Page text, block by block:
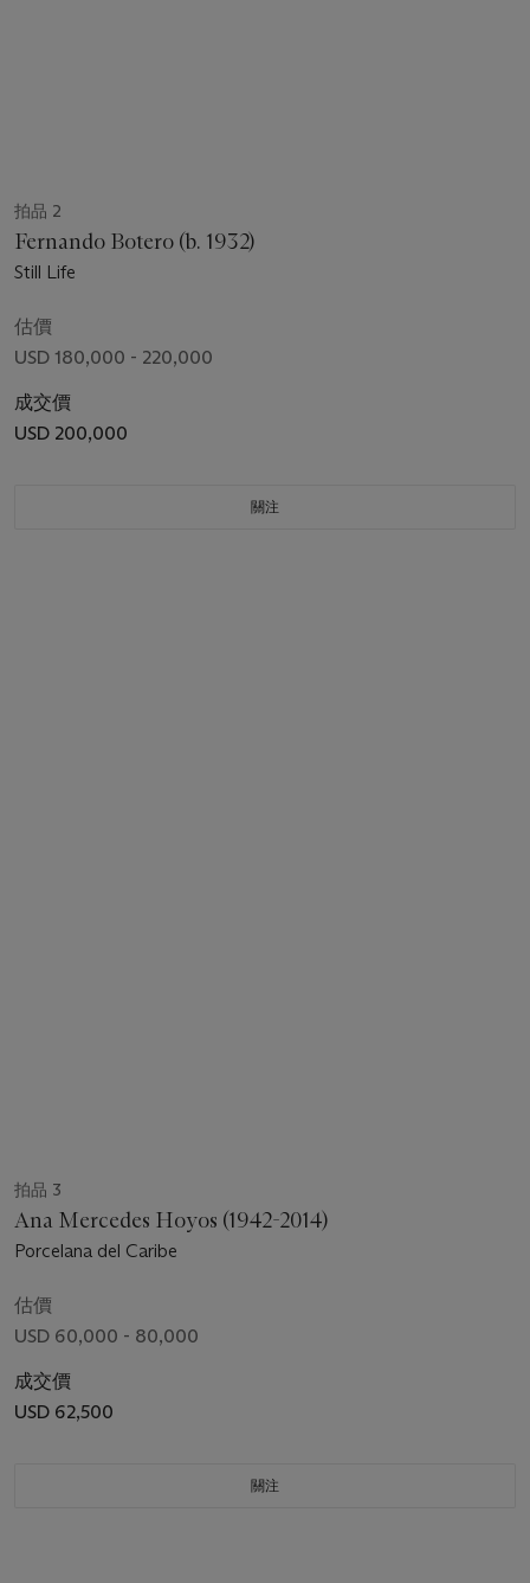
拍品 2
Fernando Botero (b. 1932)
Still Life
估價
USD 180,000 - 220,000
成交價
USD 200,000
關注
拍品 3
Ana Mercedes Hoyos (1942-2014)
Porcelana del Caribe
估價
USD 60,000 - 80,000
成交價
USD 62,500
關注